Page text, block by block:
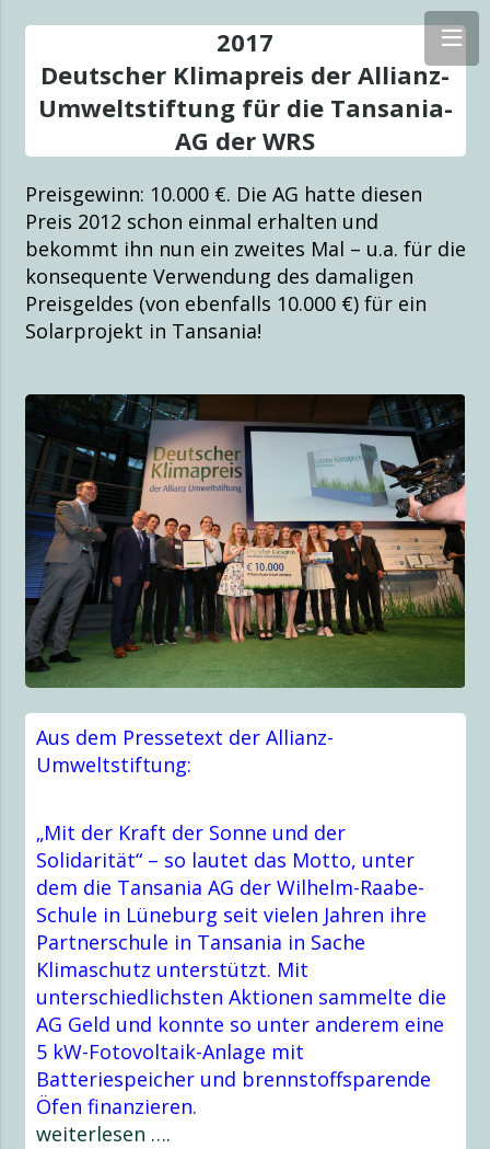
für Eine Welt
2017
Deutscher Klimapreis der Allianz-
Umweltstiftung für die Tansania-
AG der WRS
Preisgewinn: 10.000 €. Die AG hatte diesen
Preis 2012 schon einmal erhalten und
bekommt ihn nun ein zweites Mal – u.a. für die
konsequente Verwendung des damaligen
Preisgeldes (von ebenfalls 10.000 €) für ein
Solarprojekt in Tansania!
Aus dem Pressetext der Allianz-
Umweltstiftung:
„Mit der Kraft der Sonne und der
Solidarität“ – so lautet das Motto, unter
dem die Tansania AG der Wilhelm-Raabe-
Schule in Lüneburg seit vielen Jahren ihre
Partnerschule in Tansania in Sache
Klimaschutz unterstützt. Mit
unterschiedlichsten Aktionen sammelte die
AG Geld und konnte so unter anderem eine
5 kW-Fotovoltaik-Anlage mit
Batteriespeicher und brennstoffsparende
Öfen finanzieren.
weiterlesen ….